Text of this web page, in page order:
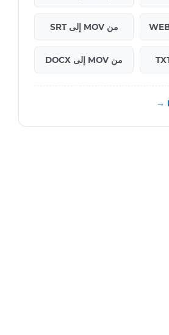
من MOV إلى SRT
من MOV إلى DOCX